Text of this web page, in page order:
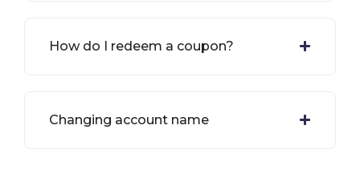
How do I redeem a coupon?
Changing account name